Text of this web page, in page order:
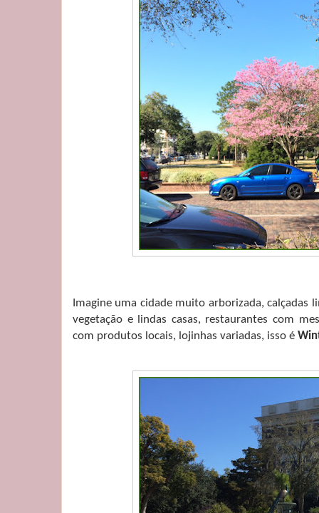
Imagine uma cidade muito arborizada, calçadas
vegetação e lindas casas, restaurantes com
com produtos locais, lojinhas variadas, isso é